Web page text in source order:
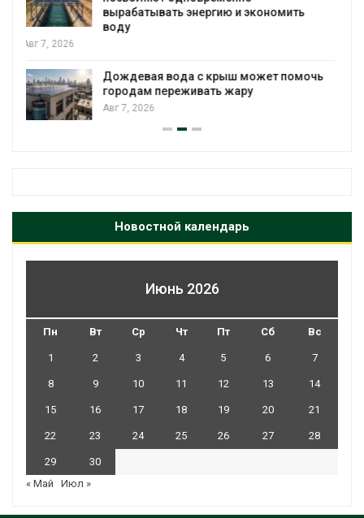
Авг 6, 2026
сентябре
Авг 6, 2026
Новостной календарь
Июнь 2026
Пн Вт Ср Чт Пт Сб Вс
1 2 3 4 5 6 7
8 9 10 11 12 13 14
15 16 17 18 19 20 21
22 23 24 25 26 27 28
29
30
« Май
Июл »